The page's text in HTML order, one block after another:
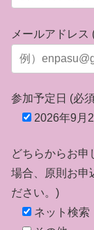
メールアドレス
参加予定日 (必
2026年9月
どちらからお申
場合、原則お申
ださい。)
ネット検索